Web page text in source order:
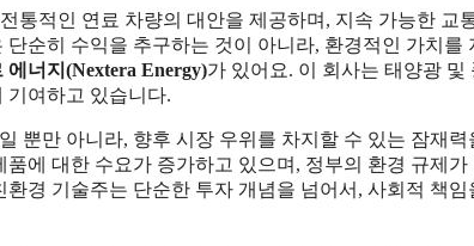
통적인 연료 차량의 대안을 제공하며, 지속 가능한 교
순히 수익을 추구하는 것이 아니라, 환경적인 가치를
너지(Nextera Energy)가 있어요. 이 회사는 태양광
기여하고 있습니다.
뿐만 아니라, 향후 시장 우위를 차지할 수 있는 잠재력
에 대한 수요가 증가하고 있으며, 정부의 환경 규제
경 기술주는 단순한 투자 개념을 넘어서, 사회적 책